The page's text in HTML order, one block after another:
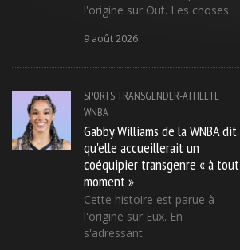
l'origine sur Out. Les choses
9 août 2026
SPORTSTRANSGENDER-ATHLETE
WNBA
Gabby Williams de la WNBA dit
qu'elle accueillerait un
coéquipier transgenre « à tout
moment »
Cette histoire est parue à
l'origine sur Eux. En
s'adressant